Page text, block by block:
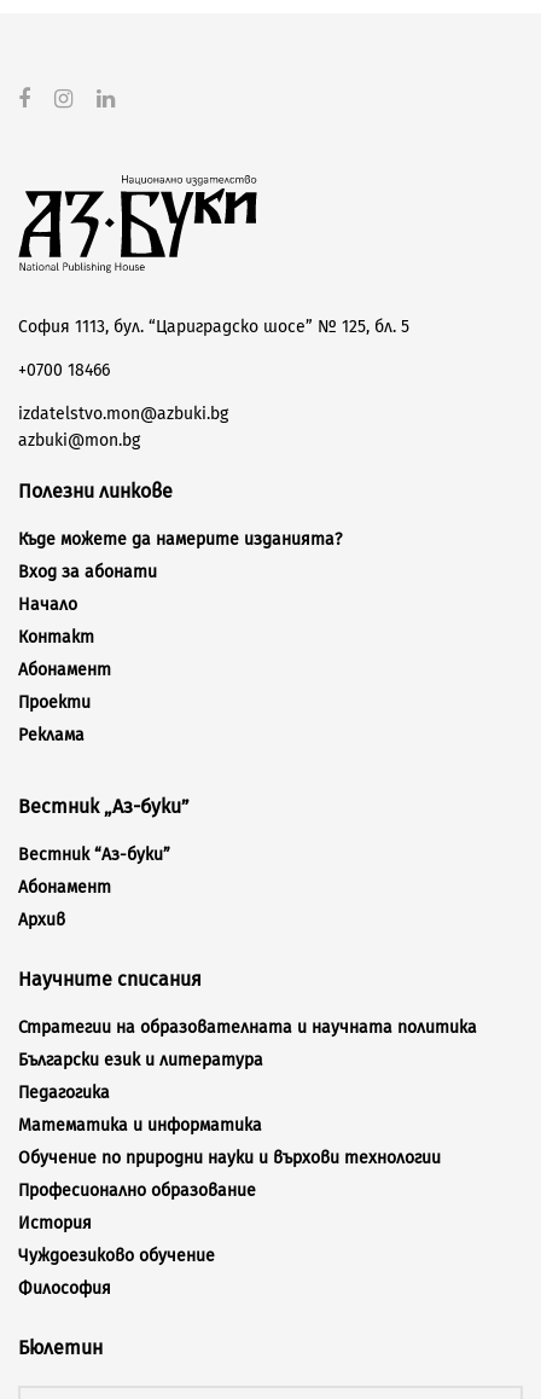
София 1113, бул. “Цариградско шосе” № 125, бл. 5
+0700 18466
izdatelstvo.mon@azbuki.bg
azbuki@mon.bg
Полезни линкове
Къде можете да намерите изданията?
Вход за абонати
Начало
Контакт
Абонамент
Проекти
Реклама
Вестник „Аз-буки”
Вестник “Аз-буки”
Абонамент
Архив
Научните списания
Стратегии на образователната и научната политика
Български език и литература
Педагогика
Математика и информатика
Обучение по природни науки и върхови технологии
Професионално образование
История
Чуждоезиково обучение
Философия
Бюлетин